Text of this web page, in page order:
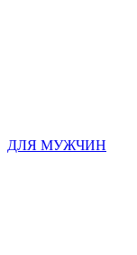
ДЛЯ МУЖЧИН